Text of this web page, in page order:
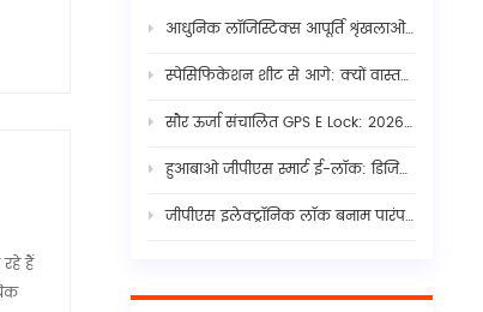
रहे हैं
आधुनिक लॉजिस्टिक्स आपूर्ति शृंखलाओं में छिपी कमजोरियाँ
स्पेसिफिकेशन शीट से आगे: क्यों वास्तविक फ्लीट AI डैशकैम स्थिरता के लिए कठोर हार्डवेयर-फर्मवेयर तालमेल आवश्यक है
सौर ऊर्जा संचालित GPS E Lock: 2026 में स्मार्ट कार्गो सुरक्षा के लिए संपूर्ण मार्गदर्शिका
हुआबाओ जीपीएस स्मार्ट ई-लॉक: डिजिटल सीमा नियंत्रण के साथ सीमा शुल्क दक्षता और सीमा पार लॉजिस्टिक्स में क्रांतिकारी बदलाव
जीपीएस इलेक्ट्रॉनिक लॉक बनाम पारंपरिक सील: आधुनिक कार्गो सुरक्षा में दृश्यता का इंजीनियरिंग समावेश